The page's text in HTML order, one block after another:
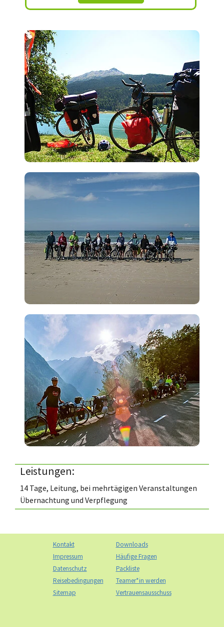
Leistungen:
14 Tage, Leitung, bei mehrtägigen Veranstaltungen
Übernachtung und Verpflegung
Kontakt
Impressum
Datenschutz
Reisebedingungen
Sitemap
Downloads
Häufige Fragen
Packliste
Teamer*in werden
Vertrauensausschuss